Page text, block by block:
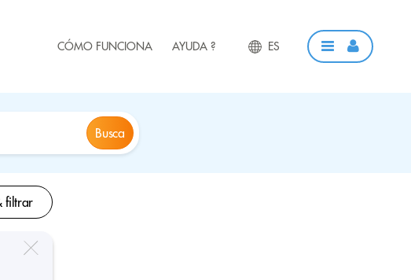
CÓMO FUNCIONA AYUDA ? ES
Busca
filtrar